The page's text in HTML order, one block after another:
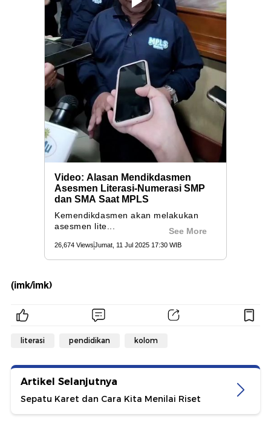
(imk/imk)
literasi pendidikan kolom
Artikel Selanjutnya
Sepatu Karet dan Cara Kita Menilai Riset